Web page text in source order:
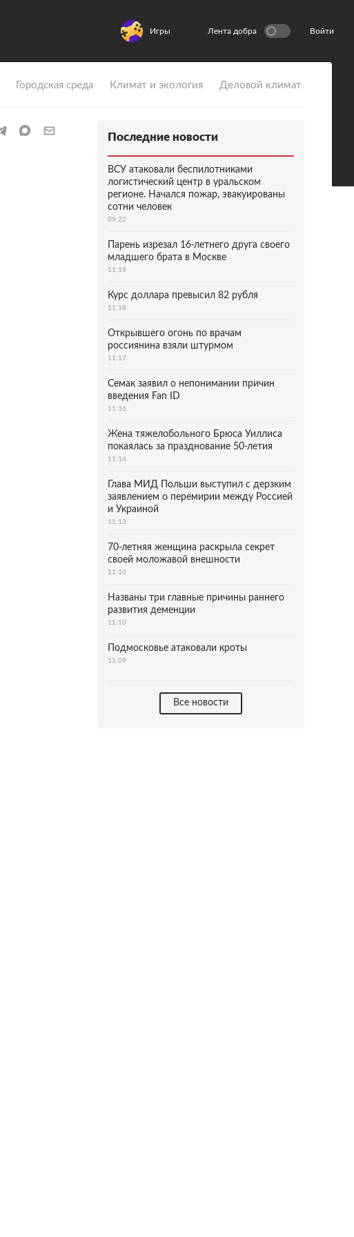
Игры Лента добра Войти
Городская среда Климат и экология Деловой климат
Последние новости
ВСУ атаковали беспилотниками
логистический центр в уральском
регионе. Начался пожар, эвакуированы
сотни человек
09:22
Парень изрезал 16-летнего друга своего
младшего брата в Москве
11:19
Курс доллара превысил 82 рубля
11:18
Открывшего огонь по врачам
россиянина взяли штурмом
11:17
Семак заявил о непонимании причин
введения Fan ID
11:16
Жена тяжелобольного Брюса Уиллиса
покаялась за празднование 50-летия
11:16
Глава МИД Польши выступил с дерзким
заявлением о перемирии между Россией
и Украиной
11:13
70-летняя женщина раскрыла секрет
своей моложавой внешности
11:10
Названы три главные причины раннего
развития деменции
11:10
Подмосковье атаковали кроты
11:09
Все новости